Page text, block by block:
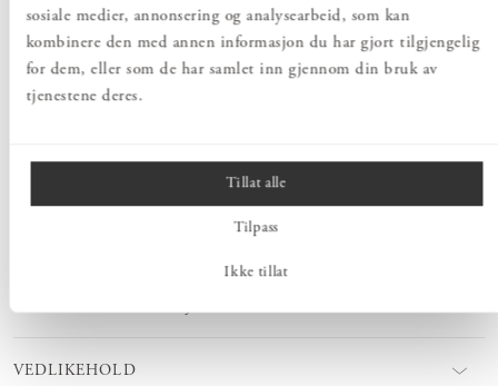
sosiale medier, annonsering og analysearbeid, som kan
kombinere den med annen informasjon du har gjort tilgjengelig
for dem, eller som de har samlet inn gjennom din bruk av
tjenestene deres.
Tillat alle
Tilpass
Ikke tillat
PRODUKTBESKRIVELSE
PRODUKTINFORMASJON
VEDLIKEHOLD